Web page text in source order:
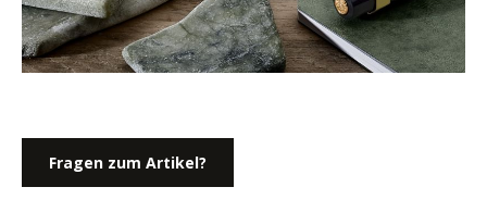
Fragen zum Artikel?